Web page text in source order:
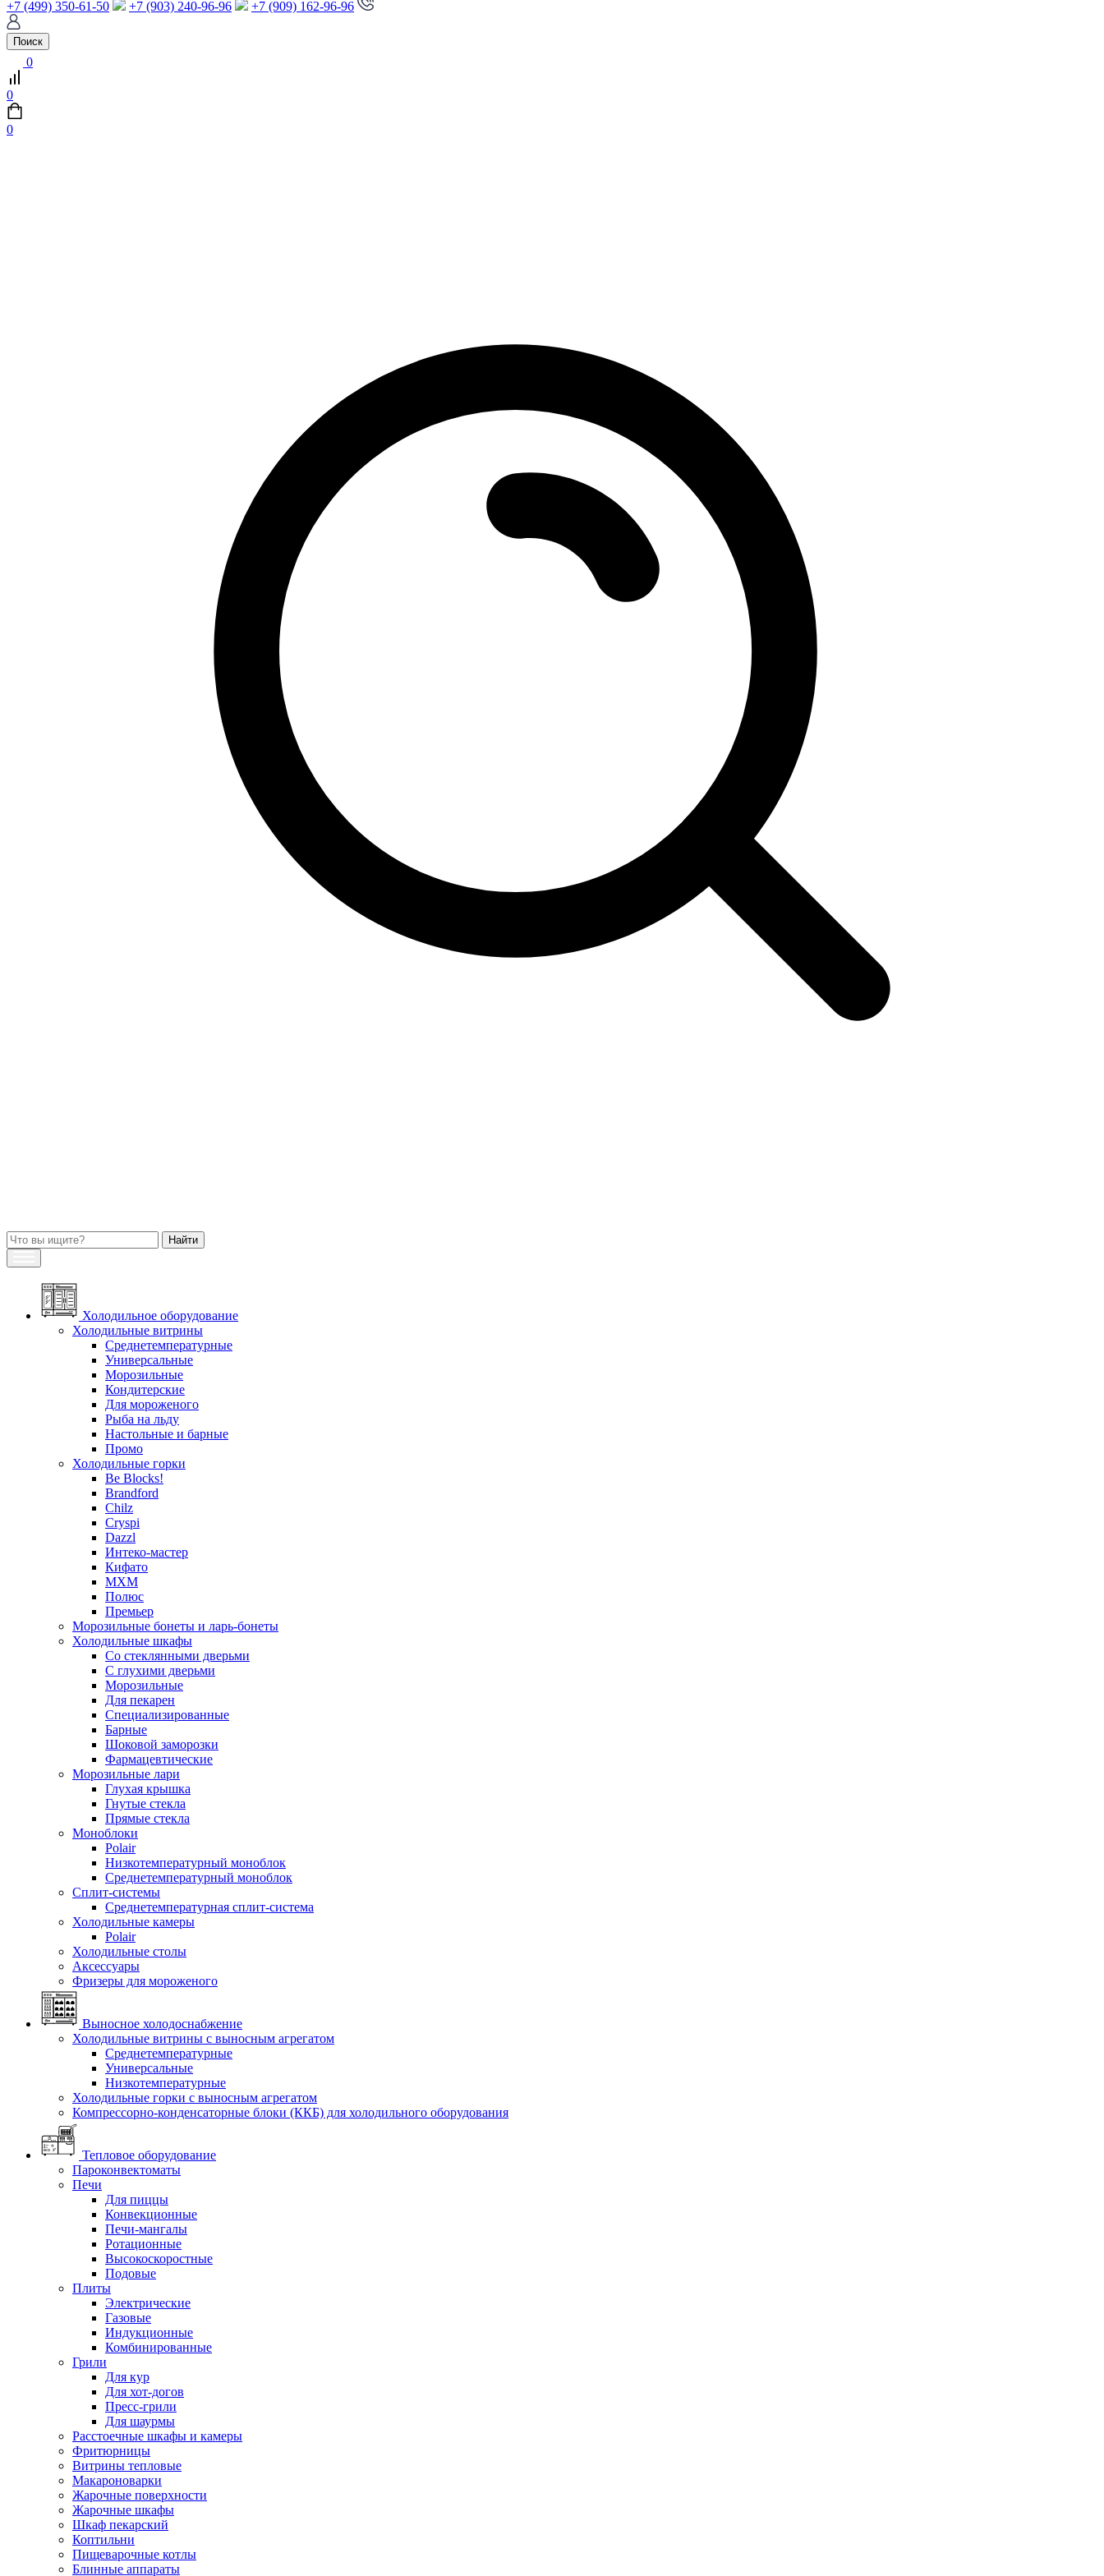
+7 (499) 350-61-50 +7 (903) 240-96-96 +7 (909) 162-96-96
Поиск
0
0
0
Холодильное оборудование
Холодильные витрины
Среднетемпературные
Универсальные
Морозильные
Кондитерские
Для мороженого
Рыба на льду
Настольные и барные
Промо
Холодильные горки
Be Blocks!
Brandford
Chilz
Cryspi
Dazzl
Интеко-мастер
Кифато
МХМ
Полюс
Премьер
Морозильные бонеты и ларь-бонеты
Холодильные шкафы
Со стеклянными дверьми
С глухими дверьми
Морозильные
Для пекарен
Специализированные
Барные
Шоковой заморозки
Фармацевтические
Морозильные лари
Глухая крышка
Гнутые стекла
Прямые стекла
Моноблоки
Polair
Низкотемпературный моноблок
Среднетемпературный моноблок
Сплит-системы
Среднетемпературная сплит-система
Холодильные камеры
Polair
Холодильные столы
Аксессуары
Фризеры для мороженого
Выносное холодоснабжение
Холодильные витрины с выносным агрегатом
Среднетемпературные
Универсальные
Низкотемпературные
Холодильные горки с выносным агрегатом
Компрессорно-конденсаторные блоки (ККБ) для холодильного оборудования
Тепловое оборудование
Пароконвектоматы
Печи
Для пиццы
Конвекционные
Печи-мангалы
Ротационные
Высокоскоростные
Подовые
Плиты
Электрические
Газовые
Индукционные
Комбинированные
Грили
Для кур
Для хот-догов
Пресс-грили
Для шаурмы
Расстоечные шкафы и камеры
Фритюрницы
Витрины тепловые
Макароноварки
Жарочные поверхности
Жарочные шкафы
Шкаф пекарский
Коптильни
Пищеварочные котлы
Блинные аппараты